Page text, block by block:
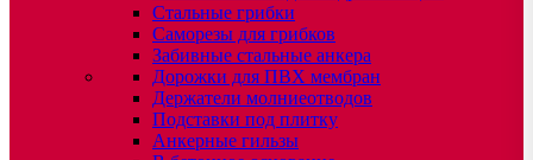
Стальные грибки
Саморезы для грибков
Забивные стальные анкера
Дорожки для ПВХ мембран
Держатели молниеотводов
Подставки под плитку
Анкерные гильзы